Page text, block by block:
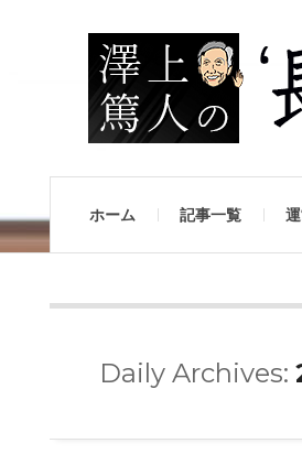
ホーム 記事一覧
Daily Archives: